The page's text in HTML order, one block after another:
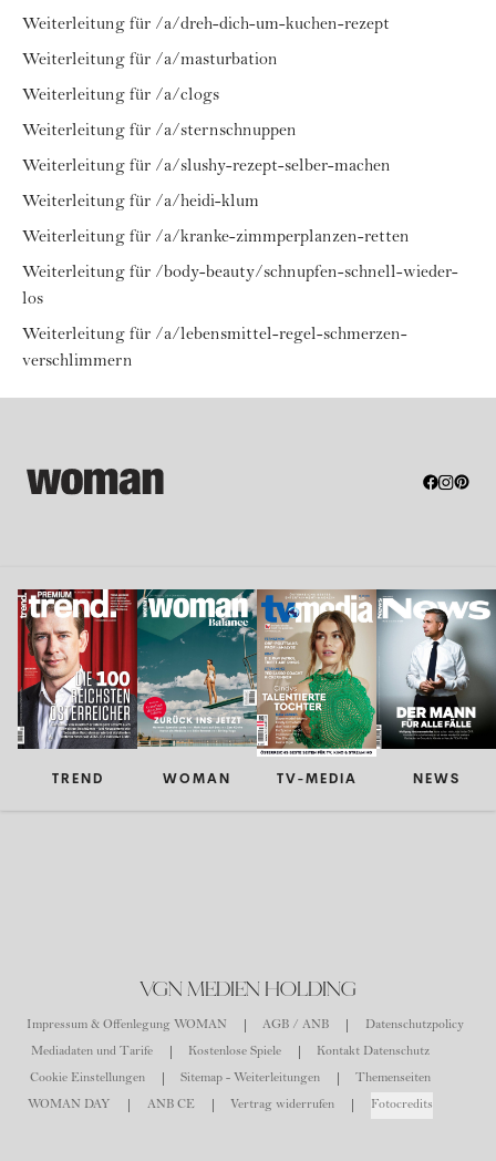
Weiterleitung für /a/dreh-dich-um-kuchen-rezept
Weiterleitung für /a/masturbation
Weiterleitung für /a/clogs
Weiterleitung für /a/sternschnuppen
Weiterleitung für /a/slushy-rezept-selber-machen
Weiterleitung für /a/heidi-klum
Weiterleitung für /a/kranke-zimmperplanzen-retten
Weiterleitung für /body-beauty/schnupfen-schnell-wieder-
los
Weiterleitung für /a/lebensmittel-regel-schmerzen-
verschlimmern
TREND WOMAN TV-MEDIA NEWS
VGN MEDIEN HOLDING
Impressum & Offenlegung WOMAN AGB / ANB
Datenschutzpolicy
Mediadaten und Tarife
Kostenlose Spiele
Kontakt Datenschutz
Cookie Einstellungen
Sitemap - Weiterleitungen
Themenseiten
WOMAN DAY
ANB CE Vertrag widerrufen Fotocredits